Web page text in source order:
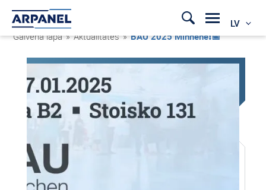
LV
Galvenā lapa » Aktualitātes »BAU 2025 Minhenē❗📅